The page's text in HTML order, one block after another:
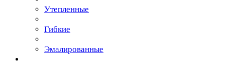
Утепленные
Гибкие
Эмалированные